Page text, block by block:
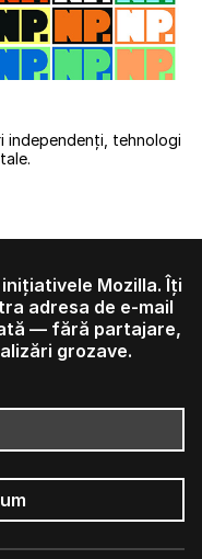
independenți, tehnologi
Mozilla. Îți
adresa de e-mail
— fără partajare,
grozave.